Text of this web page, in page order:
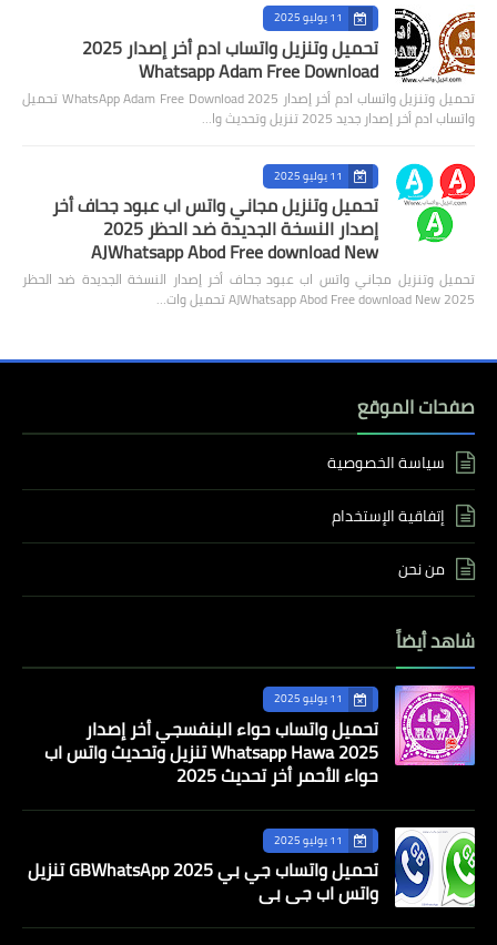
11 يوليو 2025
تحميل وتنزيل واتساب ادم أخر إصدار 2025
Whatsapp Adam Free Download
تحميل وتنزيل واتساب ادم أخر إصدار 2025 WhatsApp Adam Free Download تحميل
واتساب ادم أخر إصدار جديد 2025 تنزيل وتحديث وا…
11 يوليو 2025
تحميل وتنزيل مجاني واتس اب عبود جحاف أخر
إصدار النسخة الجديدة ضد الحظر 2025
AJWhatsapp Abod Free download New
تحميل وتنزيل مجاني واتس اب عبود جحاف أخر إصدار النسخة الجديدة ضد الحظر
2025 AJWhatsapp Abod Free download New تحميل وات…
صفحات الموقع
سياسة الخصوصية
إتفاقية الإستخدام
من نحن
شاهد أيضاً
11 يوليو 2025
تحميل واتساب حواء البنفسجي أخر إصدار
Whatsapp Hawa 2025 تنزيل وتحديث واتس اب
حواء الأحمر أخر تحديث 2025
11 يوليو 2025
تحميل واتساب جي بي 2025 GBWhatsApp تنزيل
واتس اب جي بي